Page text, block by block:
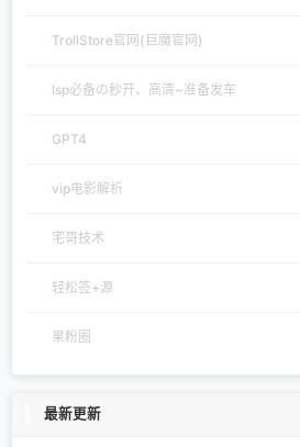
TrollStore官网(巨魔官网)
lsp必备の秒开、高清~准备发车
GPT4
vip电影解析
宅哥技术
轻松签+源
果粉圈
最新更新